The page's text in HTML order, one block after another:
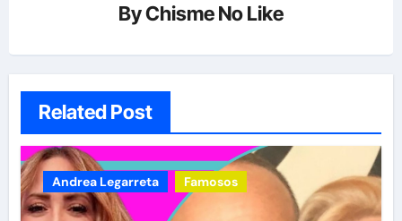
ByChisme No Like
Related Post
Andrea Legarreta Famosos